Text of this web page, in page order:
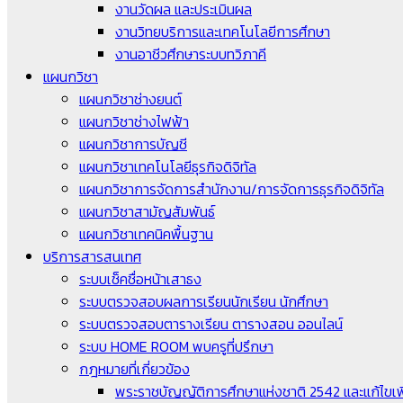
งานวัดผล และประเมินผล
งานวิทยบริการและเทคโนโลยีการศึกษา
งานอาชีวศึกษาระบบทวิภาคี
แผนกวิชา
แผนกวิชาช่างยนต์
แผนกวิชาช่างไฟฟ้า
แผนกวิชาการบัญชี
แผนกวิชาเทคโนโลยีธุรกิจดิจิทัล
แผนกวิชาการจัดการสำนักงาน/การจัดการธุรกิจดิจิทัล
แผนกวิชาสามัญสัมพันธ์
แผนกวิชาเทคนิคพื้นฐาน
บริการสารสนเทศ
ระบบเช็คชื่อหน้าเสาธง
ระบบตรวจสอบผลการเรียนนักเรียน นักศึกษา
ระบบตรวจสอบตารางเรียน ตารางสอน ออนไลน์
ระบบ HOME ROOM พบครูที่ปรึกษา
กฎหมายที่เกี่ยวข้อง
พระราชบัญญัติการศึกษาแห่งชาติ 2542 และแก้ไขเ